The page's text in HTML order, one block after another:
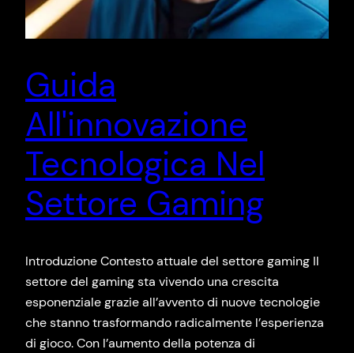
Guida
All'innovazione
Tecnologica Nel
Settore Gaming
Introduzione Contesto attuale del settore gaming Il
settore del gaming sta vivendo una crescita
esponenziale grazie all’avvento di nuove tecnologie
che stanno trasformando radicalmente l’esperienza
di gioco. Con l’aumento della potenza di